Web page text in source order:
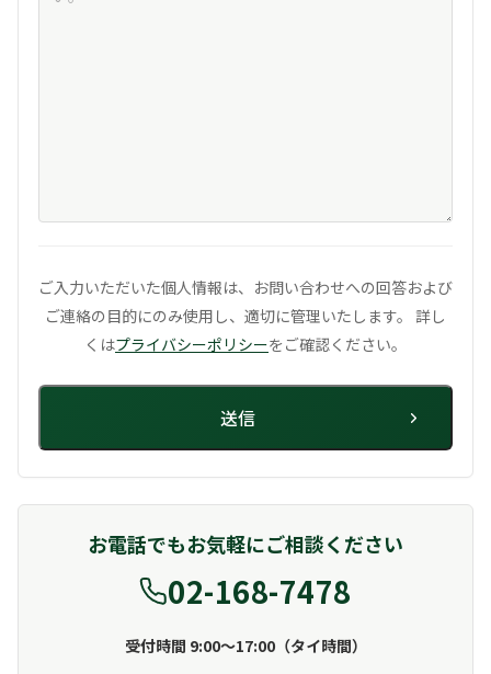
ご入力いただいた個人情報は、お問い合わせへの回答および
ご連絡の目的にのみ使用し、 適切に管理いたします。 詳し
くはプライバシーポリシーをご確認ください。
お電話でもお気軽にご相談ください
02-168-7478
受付時間 9:00〜17:00（タイ時間）